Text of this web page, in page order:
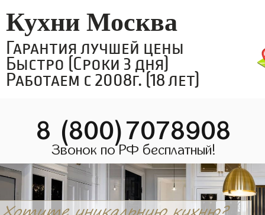
Кухни Москва
Гарантия лучшей цены
Быстро (Сроки 3 дня)
Работаем с 2008г. (18 лет)
8 (800)7078908
Звонок по РФ бесплатный!